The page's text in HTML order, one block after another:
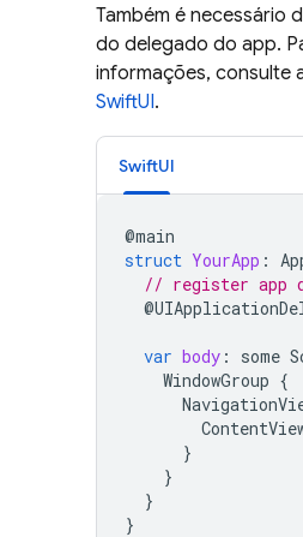
Também é necessário
do delegado do app.
informações, consulte
SwiftUI.
SwiftUI
@main
struct YourApp :
// register app
@
var body : some
WindowGroup {
}
}
}
}